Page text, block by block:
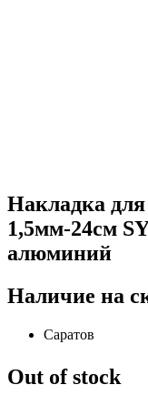
Накладка
1,5мм-24см
алюминий
Наличие на
Саратов
Out of stock